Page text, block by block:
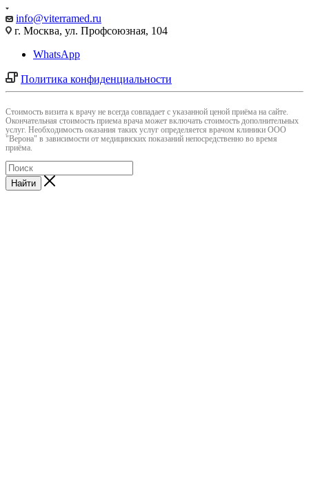
info@viterramed.ru
г. Москва, ул. Профсоюзная, 104
WhatsApp
Политика конфиденциальности
Cтоимость визита к врачу не всегда совпадает с указанной ценой приёма на сайте.
Окончательная стоимость приема врача может включать стоимость дополнительных
услуг. Необходимость оказания таких услуг определяется врачом клиники ООО
"Верона" в зависимости от медицинских показаний непосредственно во время
приёма.
Найти